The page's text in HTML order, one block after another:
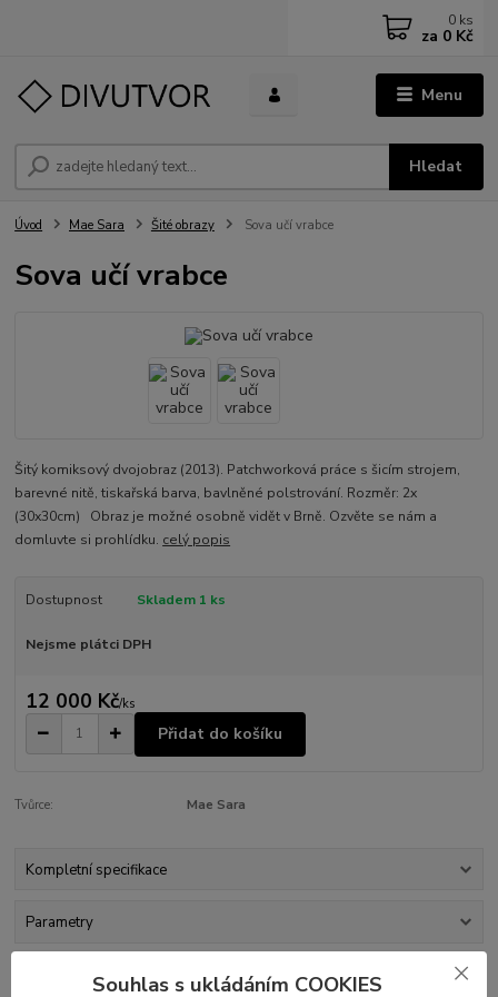
Menu
Hledat
0 ks
za 0 Kč
Úvod Mae Sara Šité obrazy Sova učí vrabce
Sova učí vrabce
Šitý komiksový dvojobraz (2013). Patchworková práce s šicím strojem,
barevné nitě, tiskařská barva, bavlněné polstrování. Rozměr: 2x
(30x30cm) Obraz je možné osobně vidět v Brně. Ozvěte se nám a
domluvte si prohlídku. celý popis
Dostupnost Skladem 1 ks
Nejsme plátci DPH
12 000 Kč/ks
Přidat do košíku
Tvůrce: Mae Sara
Kompletní specifikace
Parametry
Kompletní specifikace
Souhlas s ukládáním COOKIES